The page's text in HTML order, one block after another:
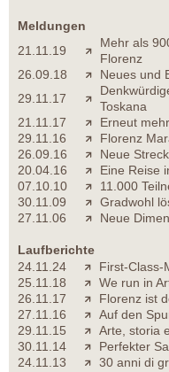
Meldungen
21.11.19
Mehr als
Florenz
26.09.18
Neues und
29.11.17
Toskana
21.11.17
Erneut
29.11.16
Florenz
26.09.16
Neue
20.04.16
Eine Reise
07.10.10
11.000
30.11.09
Gradwohl
27.11.06
Neue
Laufberichte
24.11.24
First-Class-
25.11.18
We run in
26.11.17
Florenz ist
27.11.16
Auf den
29.11.15
Arte, storia
30.11.14
Perfekter
24.11.13
30 anni di